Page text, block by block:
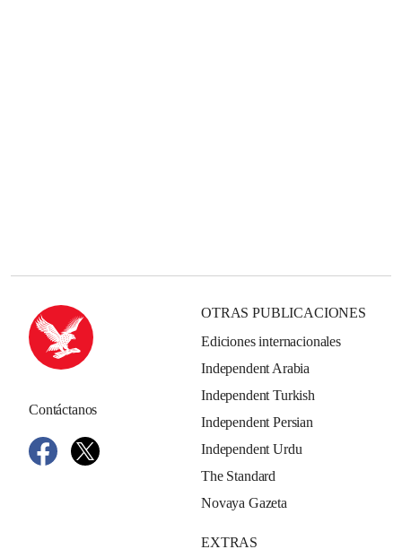
Contáctanos
OTRAS PUBLICACIONES
Ediciones internacionales
Independent Arabia
Independent Turkish
Independent Persian
Independent Urdu
The Standard
Novaya Gazeta
EXTRAS